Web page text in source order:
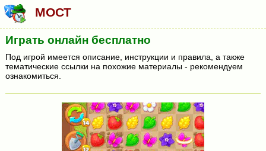
МОСТ
Играть онлайн бесплатно
Под игрой имеется описание, инструкции и правила, а также
тематические ссылки на похожие материалы - рекомендуем
ознакомиться.